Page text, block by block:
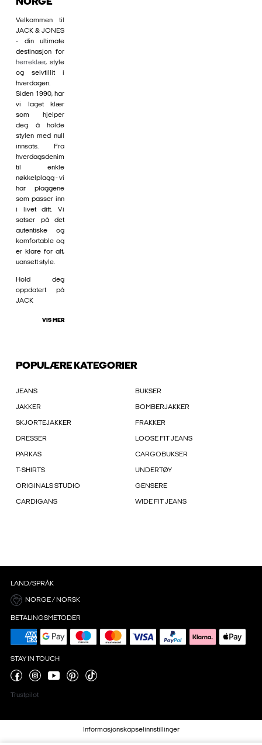
Velkommen til
JACK & JONES
- din ultimate
destinasjon for
herreklær, style
og selvtillit i
hverdagen.
Siden 1990, har
vi laget klær
som hjelper
deg å holde
stylen med null
innsats. Fra
hverdagsdenim
til enkle
nøkkelplagg - vi
har plaggene
som passer inn
i livet ditt. Vi
satser på det
autentiske og
komfortable og
er klare for alt,
uansett style.
Hold deg
oppdatert på
JACK
VIS MER
POPULÆRE KATEGORIER
JEANS BUKSER
JAKKER BOMBERJAKKER
SKJORTEJAKKER FRAKKER
DRESSER LOOSE FIT JEANS
PARKAS CARGOBUKSER
T-SHIRTS UNDERTØY
ORIGINALS STUDIO GENSERE
CARDIGANS WIDE FIT JEANS
LAND/SPRÅK
NORGE / NORSK
BETALINGSMETODER
STAY IN TOUCH
Trustpilot
Informasjonskapselinnstillinger